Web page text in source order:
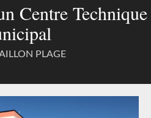
Centre Technique
PLAGE